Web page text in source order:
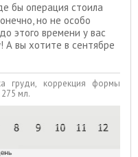
бы операция стоила
но не особо
этого времени у вас
А вы хотите в сентябре
груди, коррекция формы
мл.